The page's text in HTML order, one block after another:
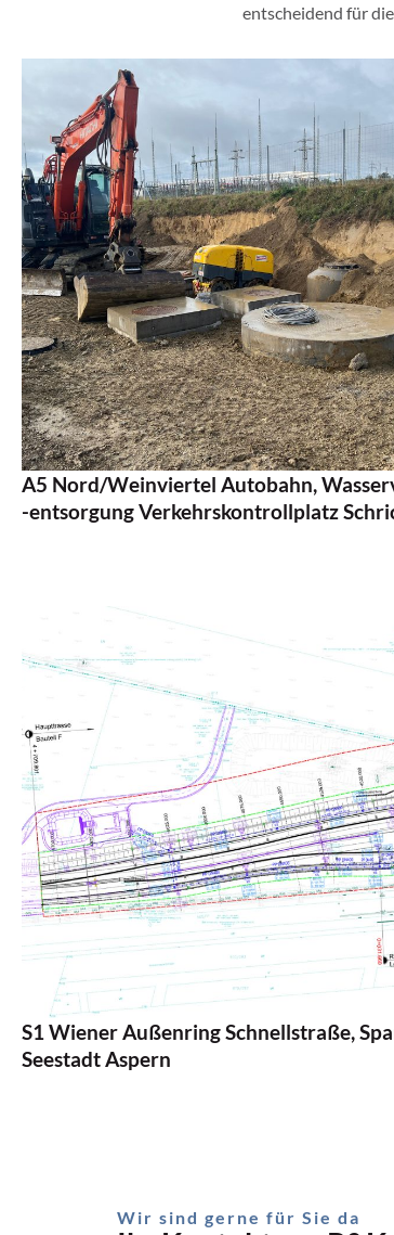
entscheidend für
Auftraggeber:ASFiNAG BMG GmbH
Projektgebiet:Weinviertel, Niederösterreich
Projektlänge:-
Bearbeitete Projektphase:Bauprojekt
Zeitraum:Beauftragung 2022, Fertigstellung 2025
A5 Nord/Weinviertel Autobahn,
-entsorgung Verkehrskontrollplatz
Auftraggeber:ASFiNAG BMG GmbH
Projektgebiet:Wien
Projektlänge:4,50 km
Bearbeitete Projektphase:
Bauprojekt
Zeitraum:
Beauftragung 2019, Verkehrsfreigabe
voraussichtlich 2032+
S1 Wiener Außenring Schnellstraße,
Seestadt Aspern
Wir sind gerne für Sie da